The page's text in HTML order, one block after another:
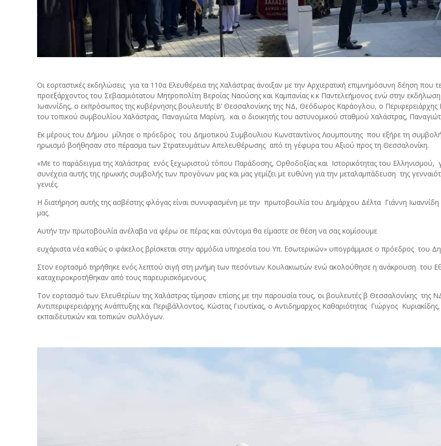
Οι εορταστικές εκδηλώσεις για τα 110α Ελευθέρεια της Χαλάστρας άνοιξαν με την Αρχιερατική επιμνημόσυνη δέηση
προεξάρχοντος του Σεβασμιότατου Μητροπολίτη Βεροίας Ναούσης και Καμπανίας κ.κ Παντελεήμονος ενώ στην
Ιωαννίδης, ο εκπρόσωπος της κυβέρνησης βουλευτής Β’ Θεσσαλονίκης της ΝΔ, Θεόδωρος Καράογλου, ο Περιφερειάρχης
του τοπικού συμβουλίου Χαλάστρας, Παναγιώτα Μαρίνη, και ο διοικητής του αστυνομικού σταθμού Χαλάστρας,
Εκ μέρους του Δήμου μίλησε ο πρόεδρος του Δημοτικού Συμβουλιου Κωνσταντίνος Λουμπουτης που εξήρε τη
ηρωισμό βοήθησαν στο πέρασμα των Στρατευμάτων Απελευθέρωσης από τη γέφυρα του Αξιού προς τη Θεσσαλονίκη.
«Με το παράδειγμα της Χαλάστρας ενός ξεχωριστού τόπου Παράδοσης, Ορθοδοξίας και Ιστορικότητας του Ελληνισμού,
συνέχεια αυτής της ηρωικής συμβολής των προγόνων μας και μας γεμίζει με ευθύνη για την μεταλαμπάδευση της
γενιές.
Η διατήρηση αυτής της ασβέστης φλόγας είναι συνυφασμένη με την πρωτοβουλία του Δημάρχου Δέλτα Γιάννη
μας.
Αυτήν την πρωτοβουλία ανέλαβα να φέρω σε πέρας και σύντομα θα είμαστε σε θέση να σας κομίσουμε
ευχάριστα νέα καθώς ο φάκελος βρίσκεται στην αρμόδια υπηρεσία του Υπ. Εσωτερικών» υπογράμμισε ο πρόεδρος του
Στον εορτασμό τηρήθηκε ενός λεπτού σιγή στη μνήμη των πεσόντων Κουλακιωτών ενώ ακολούθησε η ανάκρουση του
καταχειροκροτήθηκαν από τους παρευρισκόμενους.
Τον εορτασμό των Ελευθερίων της Χαλάστρας τίμησαν επίσης με την παρουσία τους, οι βουλευτές β Θεσσαλονίκης της
Αντιπεριφερειάρχης Ανάπτυξης και Περιβάλλοντος, Κώστας Γιουτίκας, ο Αντιδημαρχος Καθαριότητας Γιώργος Κυριακίδης,
εκπαιδευτικών και τοπικών συλλόγων.